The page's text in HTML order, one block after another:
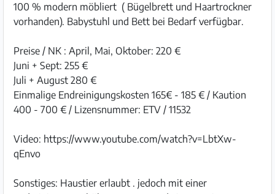
100 % modern möbliert ( Bügelbrett und Haartrockner
vorhanden). Babystuhl und Bett bei Bedarf verfügbar.
Preise / NK : April, Mai, Oktober: 220 €
Juni + Sept: 255 €
Juli + August 280 €
Einmalige Endreinigungskosten 165€ - 185 € / Kaution
400 - 700 € / Lizensnummer: ETV / 11532
Video: https://www.youtube.com/watch?v=LbtXw-
qEnvo
Sonstiges: Haustier erlaubt . jedoch mit einer